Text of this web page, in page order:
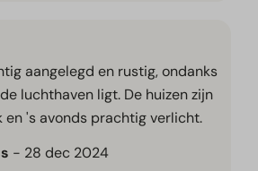
aangelegd en rustig, ondanks
luchthaven ligt. De huizen zijn
's avonds prachtig verlicht.
- 28 dec 2024